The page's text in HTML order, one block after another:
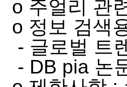
o ​주얼리 관
o​ 정보 검색
- 글로벌 트
- DB pia 논